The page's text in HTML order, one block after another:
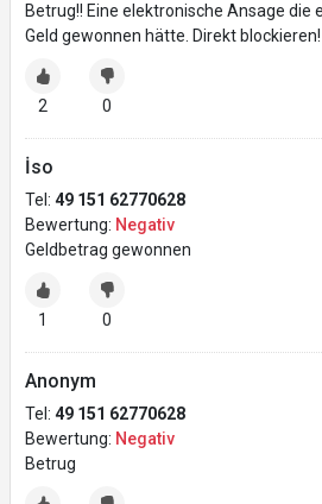
Betrug!! Eine elektronische Ansage
Geld gewonnen hätte. Direkt blockieren!
2 0
İso
Tel: 49 151 62770628
Bewertung: Negativ
Geldbetrag gewonnen
1 0
Anonym
Tel: 49 151 62770628
Bewertung: Negativ
Betrug